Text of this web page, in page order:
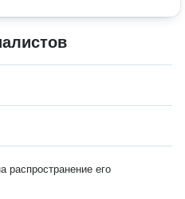
распространение его